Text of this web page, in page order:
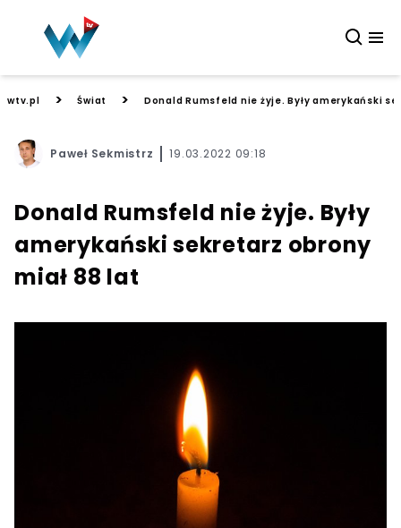
wtv.pl > Świat > Donald Rumsfeld nie żyje. Były amerykański
Paweł Sekmistrz 19.03.2022 09:18
Donald Rumsfeld nie żyje. Były
amerykański sekretarz obrony
miał 88 lat